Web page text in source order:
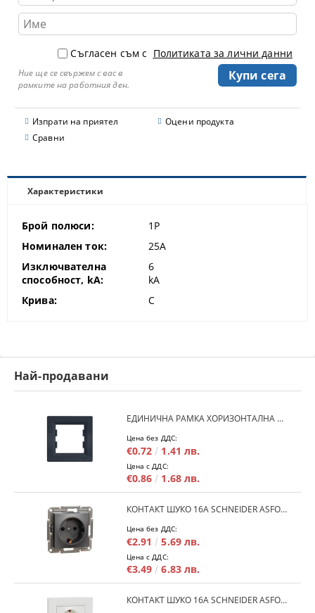
Съгласен съм с Политиката за лични данни
Ние ще се свържем с вас в
рамките на работния ден.
Изпрати на приятел
Оцени продукта
Сравни
Характеристики
Брой полюси:
1P
Номинален ток:
25A
Изключвателна
способност, kA:
6
kA
Крива:
C
Най-продавани
ЕДИНИЧНА РАМКА ХОРИЗОНТАЛНА SCHNEIDER ASFORA EPH5800171 - АНТРАЦИТ
Цена без ДДС:
€0.72 1.41 лв.
Цена с ДДС:
€0.86 1.68 лв.
КОНТАКТ ШУКО 16A SCHNEIDER ASFORA EPH2900171 - АНРАЦИТ
Цена без ДДС:
€2.91 5.69 лв.
Цена с ДДС:
€3.49 6.83 лв.
КОНТАКТ ШУКО 16A SCHNEIDER ASFORA EPH2900121 - БЯЛ